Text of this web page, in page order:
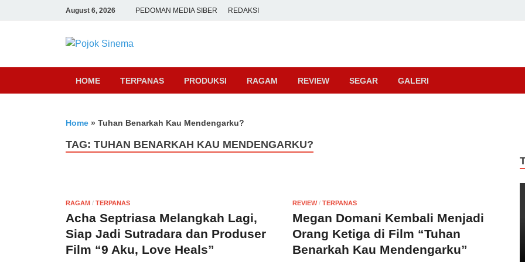
August 6, 2026 PEDOMAN MEDIA SIBER REDAKSI
Pojok Sinema
HOME TERPANAS PRODUKSI RAGAM REVIEW SEGAR GALERI
Home » Tuhan Benarkah Kau Mendengarku?
TAG: TUHAN BENARKAH KAU MENDENGARKU?
RAGAM / TERPANAS
Acha Septriasa Melangkah Lagi,
Siap Jadi Sutradara dan Produser
Film “9 Aku, Love Heals”
REVIEW/ TERPANAS
Megan Domani Kembali Menjadi
Orang Ketiga di Film “Tuhan
Benarkah Kau Mendengarku”